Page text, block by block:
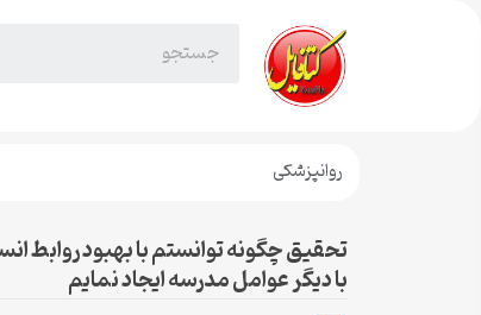
روانپزشکی
تحقیق چگونه توانستم با بهبود روابط
با دیگر عوامل مدرسه ایجاد نمایم